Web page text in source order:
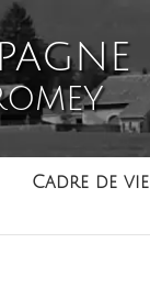
Cadre de vie